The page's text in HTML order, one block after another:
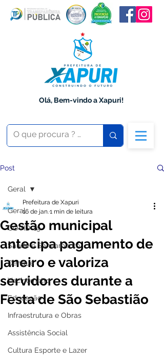
Olá, Bem-vindo a Xapuri!
Post
Geral
COVID-19
Saúde e Saneamento
Dengue
Vacinômetro
Educação
Infraestrutura e Obras
Assistência Social
Cultura Esporte e Lazer
Geral
Gestão municipal
antecipa pagamento de
janeiro e valoriza
servidores durante a
Festa de São Sebastião
Prefeitura de Xapuri
16 de jan.1 min de leitura